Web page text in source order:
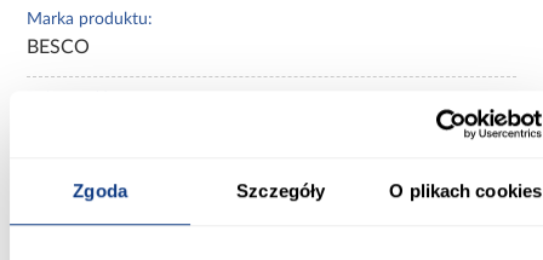
Zgoda Szczegóły O plikach cookies
Marka produktu:
BESCO
akryl sanitarny